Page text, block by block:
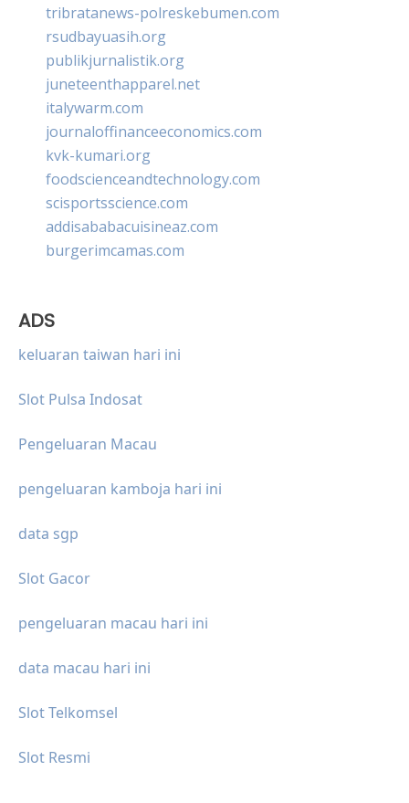
tribratanews-polreskebumen.com
rsudbayuasih.org
publikjurnalistik.org
juneteenthapparel.net
italywarm.com
journaloffinanceeconomics.com
kvk-kumari.org
foodscienceandtechnology.com
scisportsscience.com
addisababacuisineaz.com
burgerimcamas.com
ADS
keluaran taiwan hari ini
Slot Pulsa Indosat
Pengeluaran Macau
pengeluaran kamboja hari ini
data sgp
Slot Gacor
pengeluaran macau hari ini
data macau hari ini
Slot Telkomsel
Slot Resmi